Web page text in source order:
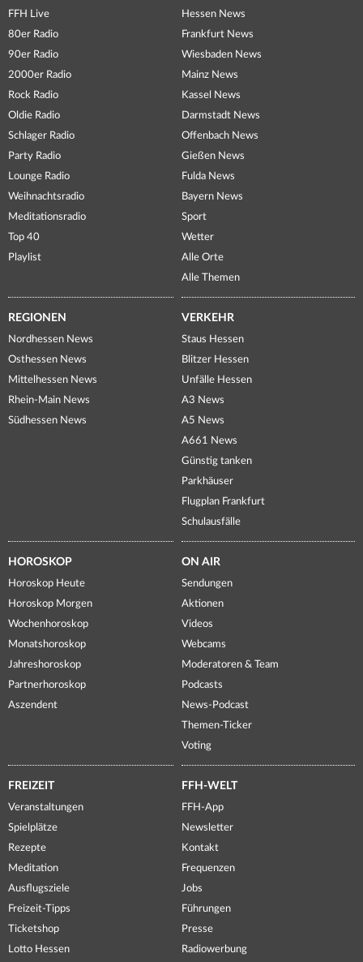
FFH Live
80er Radio
90er Radio
2000er Radio
Rock Radio
Oldie Radio
Schlager Radio
Party Radio
Lounge Radio
Weihnachtsradio
Meditationsradio
Top 40
Playlist
Hessen News
Frankfurt News
Wiesbaden News
Mainz News
Kassel News
Darmstadt News
Offenbach News
Gießen News
Fulda News
Bayern News
Sport
Wetter
Alle Orte
Alle Themen
REGIONEN
Nordhessen News
Osthessen News
Mittelhessen News
Rhein-Main News
Südhessen News
VERKEHR
Staus Hessen
Blitzer Hessen
Unfälle Hessen
A3 News
A5 News
A661 News
Günstig tanken
Parkhäuser
Flugplan Frankfurt
Schulausfälle
HOROSKOP
Horoskop Heute
Horoskop Morgen
Wochenhoroskop
Monatshoroskop
Jahreshoroskop
Partnerhoroskop
Aszendent
ON AIR
Sendungen
Aktionen
Videos
Webcams
Moderatoren & Team
Podcasts
News-Podcast
Themen-Ticker
Voting
FREIZEIT
Veranstaltungen
Spielplätze
Rezepte
Meditation
Ausflugsziele
Freizeit-Tipps
Ticketshop
Lotto Hessen
FFH-WELT
FFH-App
Newsletter
Kontakt
Frequenzen
Jobs
Führungen
Presse
Radiowerbung